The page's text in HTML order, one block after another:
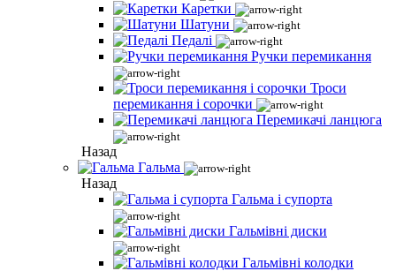
Каретки
Шатуни
Педалі
Ручки перемикання
Троси
перемикання і сорочки
Перемикачі ланцюга
Назад
Гальма
Назад
Гальма і супорта
Гальмівні диски
Гальмівні колодки